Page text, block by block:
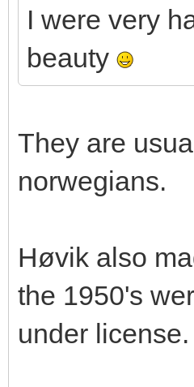
I were very
beauty
They are
norwegians.
Høvik also
the 1950's
under license.